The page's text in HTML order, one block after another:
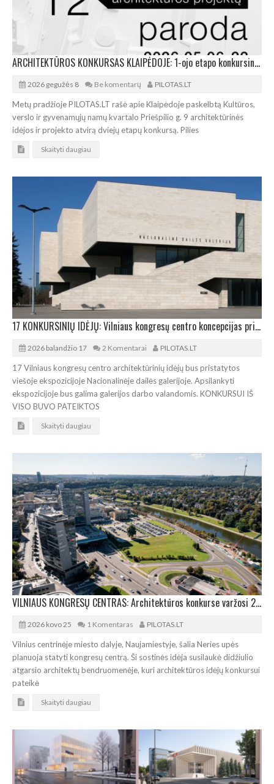
ARCHITEKTŪROS KONKURSAS KLAIPĖDOJE: 1-ojo etapo konkursinių projektų paroda
2026 gegužės 8 Be komentarų PILOTAS.LT
Metų pradžioje PILOTAS.LT rašė apie Klaipėdoje paskelbtą Kultūros,
verslo ir gyvenamųjų namų kvartalo Priešpilio g. 9 architektūrinės
idėjos ir projekto atvirą dviejų etapų konkursą. Pilies
Skaityti daugiau
17 KONKURSINIŲ IDĖJŲ: Vilniaus kongresų centro koncepcijas pristatys viešai
2026 balandžio 17 2 Komentarai PILOTAS.LT
17 Vilniaus kongresų centro architektūrinių idėjų bus pristatytos
viešoje ekspozicijoje Nacionalinėje dailės galerijoje. Apsilankyti
ekspozicijoje bus galima galerijos darbo valandomis. KONKURSUI IŠ
VISO BUVO PATEIKTOS
Skaityti daugiau
VILNIAUS KONGRESŲ CENTRAS: Architektūros konkurse varžosi 28 idėjos
2026 kovo 25 1 Komentaras PILOTAS.LT
Vilnius centrinėje miesto dalyje, Naujamiestyje, šalia Neries upės
planuoja statyti kongresų centrą. Ši sostinės idėja susilaukė didžiulio
atgarsio architektų bendruomenėje, kuri architektūros idėjų konkursui
pateikė
Skaityti daugiau